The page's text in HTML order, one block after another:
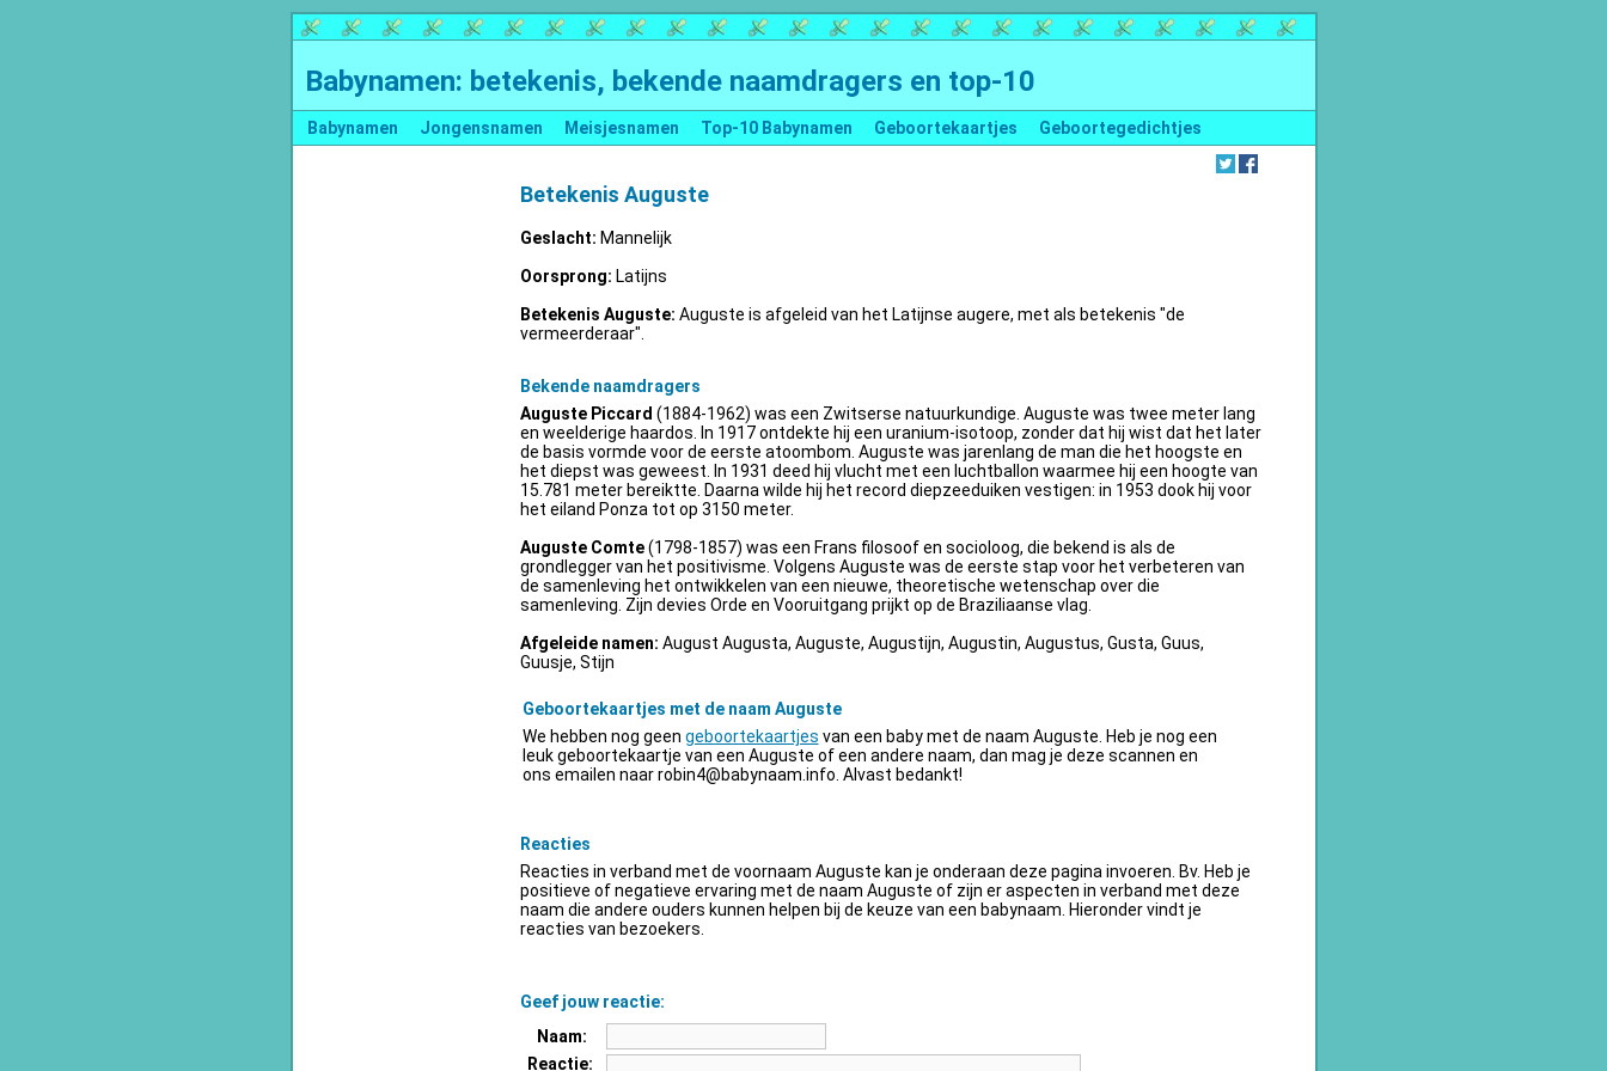
Babynamen: betekenis, bekende naamdragers en top-10
Babynamen Jongensnamen Meisjesnamen Top-10 Babynamen Geboortekaartjes Geboortegedichtjes
Betekenis Auguste
Geslacht: Mannelijk
Oorsprong: Latijns
Betekenis Auguste: Auguste is afgeleid van het Latijnse augere, met als betekenis "de
vermeerderaar".
Bekende naamdragers
Auguste Piccard (1884-1962) was een Zwitserse natuurkundige. Auguste was twee meter lang
en weelderige haardos. In 1917 ontdekte hij een uranium-isotoop, zonder dat hij wist dat het later
de basis vormde voor de eerste atoombom. Auguste was jarenlang de man die het hoogste en
het diepst was geweest. In 1931 deed hij vlucht met een luchtballon waarmee hij een hoogte van
15.781 meter bereiktte. Daarna wilde hij het record diepzeeduiken vestigen: in 1953 dook hij voor
het eiland Ponza tot op 3150 meter.
Auguste Comte(1798-1857) was een Frans filosoof en socioloog, die bekend is als de
grondlegger van het positivisme. Volgens Auguste was de eerste stap voor het verbeteren van
de samenleving het ontwikkelen van een nieuwe, theoretische wetenschap over die
samenleving. Zijn devies Orde en Vooruitgang prijkt op de Braziliaanse vlag.
Afgeleide namen: August Augusta, Auguste, Augustijn, Augustin, Augustus, Gusta, Guus,
Guusje, Stijn
Geboortekaartjes met de naam Auguste
We hebben nog geen geboortekaartjes van een baby met de naam Auguste. Heb je nog een
leuk geboortekaartje van een Auguste of een andere naam, dan mag je deze scannen en
ons emailen naarrobin4@babynaam.info . Alvast bedankt!
Reacties
Reacties in verband met de voornaam Auguste kan je onderaan deze pagina invoeren. Bv. Heb je
positieve of negatieve ervaring met de naam Auguste of zijn er aspecten in verband met deze
naam die andere ouders kunnen helpen bij de keuze van een babynaam. Hieronder vindt je
reacties van bezoekers.
Geef jouw reactie:
Naam:
Reactie: